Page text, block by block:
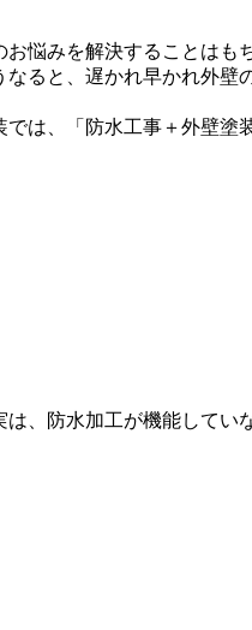
悩みを解決することはも
ると、遅かれ早かれ外壁
は、「防水工事＋外壁塗
、防水加工が機能してい